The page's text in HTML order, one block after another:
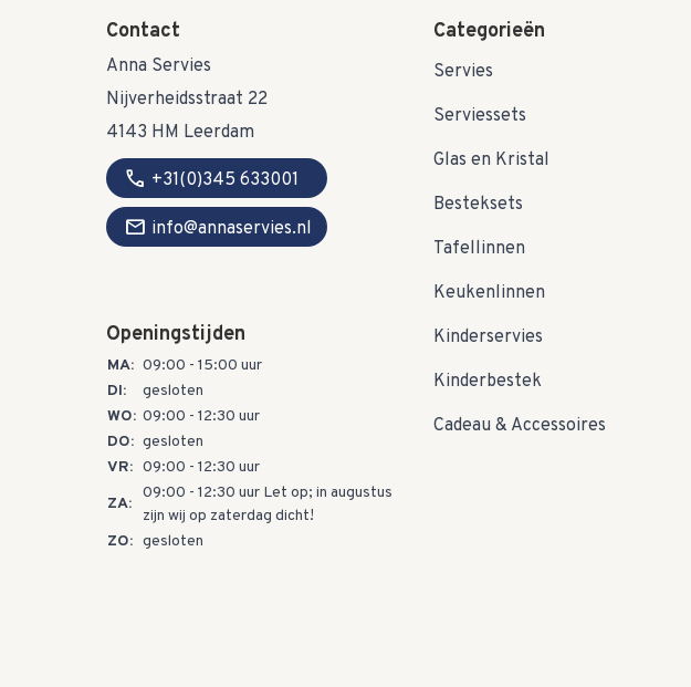
Contact
Anna Servies
Nijverheidsstraat 22
4143 HM Leerdam
call +31(0)345 633001
mail info@annaservies.nl
Openingstijden
MA: 09:00 - 15:00 uur
DI:
gesloten
WO: 09:00 - 12:30 uur
DO: gesloten
VR: 09:00 - 12:30 uur
ZA:
09:00 - 12:30 uur Let op; in augustus
zijn wij op zaterdag dicht!
ZO: gesloten
Categorieën
Servies
Serviessets
Glas en Kristal
Besteksets
Tafellinnen
Keukenlinnen
Kinderservies
Kinderbestek
Cadeau & Accessoires